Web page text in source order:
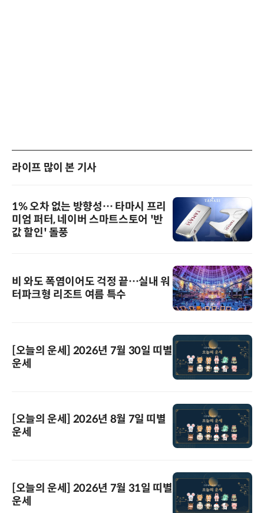
라이프 많이 본 기사
1% 오차 없는 방향성… 타마시 프리
미엄 퍼터, 네이버 스마트스토어 '반
값 할인' 돌풍
비 와도 폭염이어도 걱정 끝…실내 워
터파크형 리조트 여름 특수
[오늘의 운세] 2026년 7월 30일 띠별
운세
[오늘의 운세] 2026년 8월 7일 띠별
운세
[오늘의 운세] 2026년 7월 31일 띠별
운세